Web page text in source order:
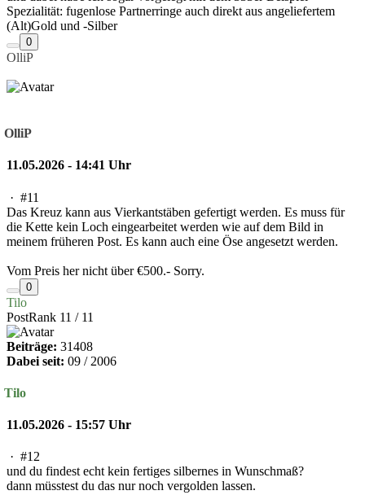
Spezialität: fugenlose Partnerringe auch direkt aus angeliefertem
(Alt)Gold und -Silber
0
OlliP
OlliP
11.05.2026 - 14:41 Uhr
· #11
Das Kreuz kann aus Vierkantstäben gefertigt werden. Es muss für
die Kette kein Loch eingearbeitet werden wie auf dem Bild in
meinem früheren Post. Es kann auch eine Öse angesetzt werden.
Vom Preis her nicht über €500.- Sorry.
0
Tilo
PostRank 11 / 11
Beiträge: 31408
Dabei seit: 09 / 2006
Tilo
11.05.2026 - 15:57 Uhr
· #12
und du findest echt kein fertiges silbernes in Wunschmaß?
dann müsstest du das nur noch vergolden lassen.